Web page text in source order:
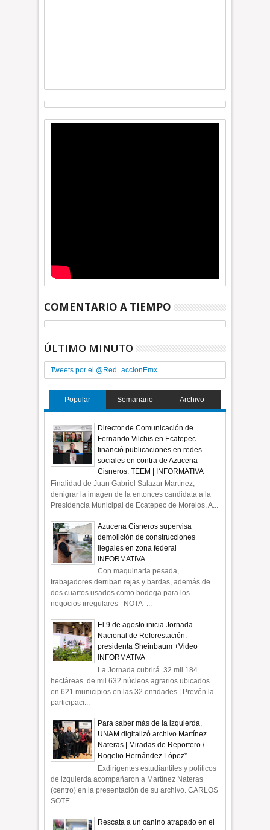
COMENTARIO A TIEMPO
ÚLTIMO MINUTO
Tweets por el @Red_accionEmx.
Popular Semanario Archivo
Director de Comunicación de
Fernando Vilchis en Ecatepec
financió publicaciones en redes
sociales en contra de Azucena
Cisneros: TEEM | INFORMATIVA
Finalidad de Juan Gabriel Salazar Martínez,
denigrar la imagen de la entonces candidata a la
Presidencia Municipal de Ecatepec de Morelos, A...
Azucena Cisneros supervisa
demolición de construcciones
ilegales en zona federal
INFORMATIVA
Con maquinaria pesada,
trabajadores derriban rejas y bardas, además de
dos cuartos usados como bodega para los
negocios irregulares NOTA ...
El 9 de agosto inicia Jornada
Nacional de Reforestación:
presidenta Sheinbaum +Video
INFORMATIVA
La Jornada cubrirá 32 mil 184
hectáreas de mil 632 núcleos agrarios ubicados
en 621 municipios en las 32 entidades | Prevén la
participaci...
Para saber más de la izquierda,
UNAM digitalizó archivo Martínez
Nateras | Miradas de Reportero /
Rogelio Hernández López*
Exdirigentes estudiantiles y políticos
de izquierda acompañaron a Martínez Nateras
(centro) en la presentación de su archivo. CARLOS
SOTE...
Rescata a un canino atrapado en el